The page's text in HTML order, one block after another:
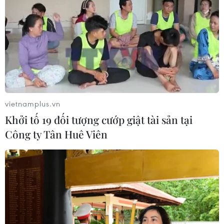
bán dẫn
08/08/2026 13:28
Nông sản Việt Nam còn nhiều dư địa
tại thị trường Algeria
08/08/2026 12:55
Động lực mới cho hợp tác thương
mại Việt Nam-Australia
08/08/2026 12:20
Mỹ chi hơn 2 tỷ USD thúc đẩy ngành
pin và khoáng sản nội địa
vietnamplus.vn
Khởi tố 19 đối tượng cướp giật tài sản tại
Công ty Tân Huê Viên